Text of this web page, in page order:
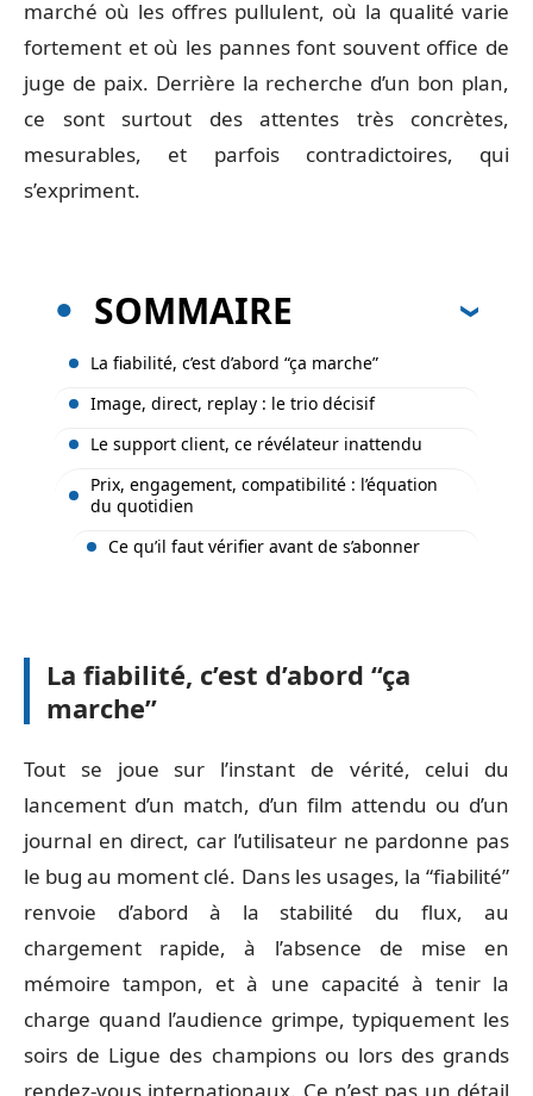
marché où les offres pullulent, où la qualité varie
fortement et où les pannes font souvent office de
juge de paix. Derrière la recherche d’un bon plan,
ce sont surtout des attentes très concrètes,
mesurables, et parfois contradictoires, qui
s’expriment.
SOMMAIRE
La fiabilité, c’est d’abord “ça marche”
Image, direct, replay : le trio décisif
Le support client, ce révélateur inattendu
Prix, engagement, compatibilité : l’équation
du quotidien
Ce qu’il faut vérifier avant de s’abonner
La fiabilité, c’est d’abord “ça
marche”
Tout se joue sur l’instant de vérité, celui du
lancement d’un match, d’un film attendu ou d’un
journal en direct, car l’utilisateur ne pardonne pas
le bug au moment clé. Dans les usages, la “fiabilité”
renvoie d’abord à la stabilité du flux, au
chargement rapide, à l’absence de mise en
mémoire tampon, et à une capacité à tenir la
charge quand l’audience grimpe, typiquement les
soirs de Ligue des champions ou lors des grands
rendez-vous internationaux. Ce n’est pas un détail